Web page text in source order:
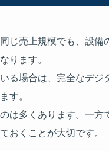
じ売上規模でも、設備
ります。
る場合は、完全なデジ
す。
は多くあります。一方
おくことが大切です。